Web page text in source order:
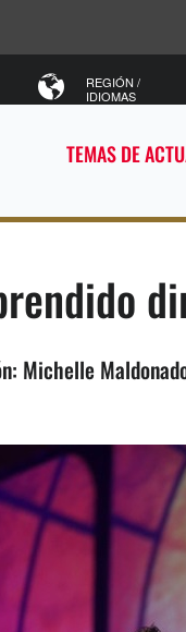
TEMAS DE
REGIÓN /
IDIOMAS
Michelle